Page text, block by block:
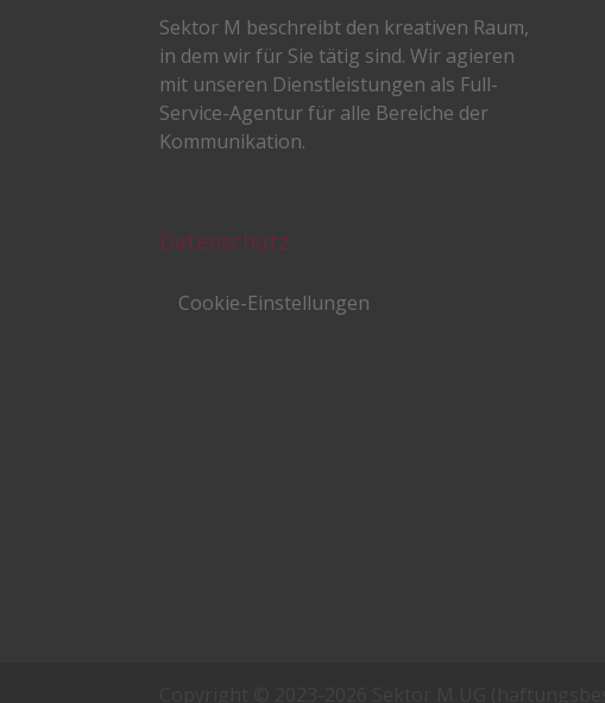
Sektor M beschreibt den kreativen Raum,
in dem wir für Sie tätig sind. Wir agieren
mit unseren Dienstleistungen als Full-
Service-Agentur für alle Bereiche der
Kommunikation.
Datenschutz
Cookie-Einstellungen